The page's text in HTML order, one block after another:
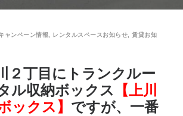
ャンペーン情報 レンタルスペースお知らせ
賃貸お知
２丁目にトランクルー
ル収納ボックス
【上川
ックス】 ですが、一番